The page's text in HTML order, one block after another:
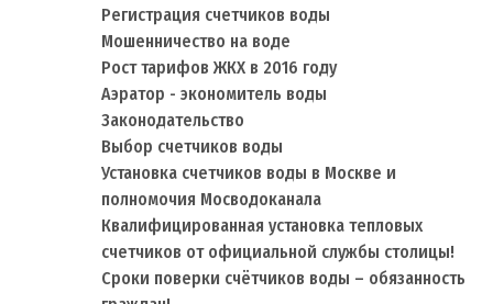
Регистрация счетчиков воды
Мошенничество на воде
Рост тарифов ЖКХ в 2016 году
Аэратор - экономитель воды
Законодательство
Выбор счетчиков воды
Установка счетчиков воды в Москве и
полномочия Мосводоканала
Квалифицированная установка тепловых
счетчиков от официальной службы столицы!
Сроки поверки счётчиков воды – обязанность